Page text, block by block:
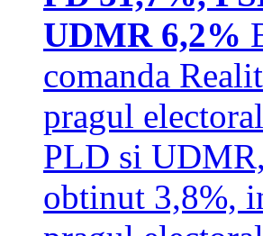
UDMR 6,2%
comanda
pragul
PLD si
obtinut 3,8%,